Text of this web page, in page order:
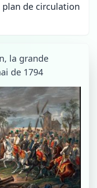
plan de circulation
la grande
de 1794